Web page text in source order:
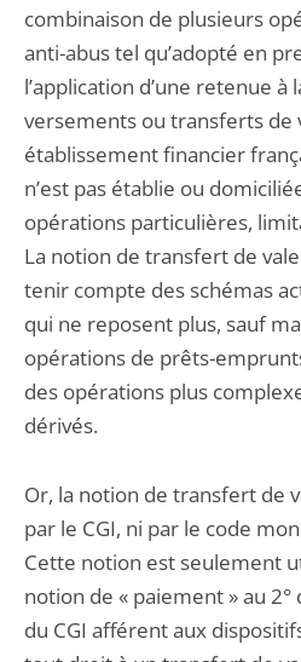
combinaison de plusieurs
anti-abus tel qu’adopté en
l’application d’une retenue
versements ou transferts de
établissement financier
n’est pas établie ou
opérations particulières,
La notion de transfert de
tenir compte des schémas
qui ne reposent plus, sauf
opérations de prêts-
des opérations plus
dérivés.
Or, la notion de transfert de
par le CGI, ni par le code
Cette notion est seulement
notion de « paiement » au 2°
du CGI afférent aux